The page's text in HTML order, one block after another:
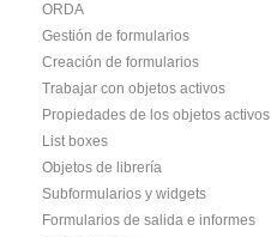
ORDA
Gestión de formularios
Creación de formularios
Trabajar con objetos activos
Propiedades de los objetos activos
List boxes
Objetos de librería
Subformularios y widgets
Formularios de salida e informes